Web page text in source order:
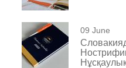
09 June